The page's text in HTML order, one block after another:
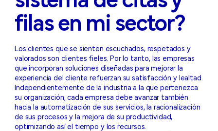
filas en mi sector?
Los clientes que se sienten escuchados, respetados y
valorados son clientes fieles. Por lo tanto, las empresas
que incorporan soluciones diseñadas para mejorar la
experiencia del cliente refuerzan su satisfacción y lealtad.
Independientemente de la industria a la que pertenezca
su organización, cada empresa debe avanzar también
hacia la automatización de sus servicios, la racionalización
de sus procesos y la mejora de su productividad,
optimizando así el tiempo y los recursos.